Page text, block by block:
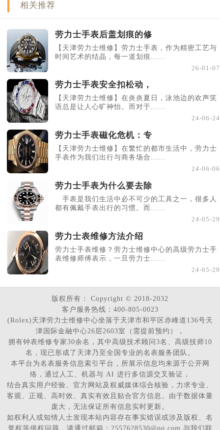
相关推荐
劳力士手表后盖划痕的修
【天津劳力士维修】劳力士手表，作为精密工艺与
时间艺术的结晶，每一道划痕......
26-01-07
劳力士手表安全扣松动，
【天津劳力士维修】在炎炎夏日，泳池边的欢声笑
语总是让人心旷神怡。而对于......
24-06-24
劳力士手表磁化危机：专
【天津劳力士维修】在繁忙的都市生活中，劳力士
手表作为我们出行与商务场合......
24-06-06
劳力士手表为什么要去除
手表是我们生活中必不可少的工具之一，很多人
都有佩戴手表出行的习惯。而......
24-05-29
劳力士表维修方法介绍
劳力士手表维修？劳力士维修中心的高级劳力士手
表维修师傅表示，一旦劳力士......
24-05-29
版权所有：
Copyright © 2018-2032
客户服务热线：400-805-0023
(Rolex)天津劳力士维修中心坐落于天津市和平区赤峰道136号天
津国际金融中心26层2603室（需提前预约），
拥有钟表维修专家30余名，其中高级技术顾问3名、高级技师10
名，现已形成了天津乃至全国专业的名表服务团队。
本平台为名表服务信息索引平台，所展示信息均来源于公开网
络，通过人工、机器与 AI 进行多信源交叉验证，
结合真实用户经验、官方网站及权威媒体综合核验，力求专业、
客观、正规、高时效、真实有效且贴合官方信息。由于数据体量
庞大，无法保证所有信息实时更新。
如权利人或知情人士发现本站内容存在事实错误或涉及版权、名
誉权等侵权问题，请通过邮箱：2557628530@qq.com 与我们联